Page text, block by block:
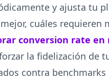
y ajusta tu
cuáles requieren
conversion rate en
la fidelización de
contra